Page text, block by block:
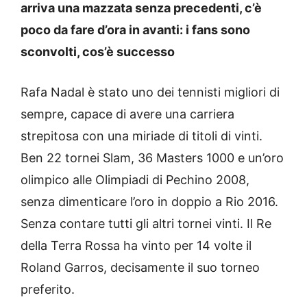
arriva una mazzata senza precedenti, c’è
poco da fare d’ora in avanti: i fans sono
sconvolti, cos’è successo
Rafa Nadal è stato uno dei tennisti migliori di
sempre, capace di avere una carriera
strepitosa con una miriade di titoli di vinti.
Ben 22 tornei Slam, 36 Masters 1000 e un’oro
olimpico alle Olimpiadi di Pechino 2008,
senza dimenticare l’oro in doppio a Rio 2016.
Senza contare tutti gli altri tornei vinti. Il Re
della Terra Rossa ha vinto per 14 volte il
Roland Garros, decisamente il suo torneo
preferito.